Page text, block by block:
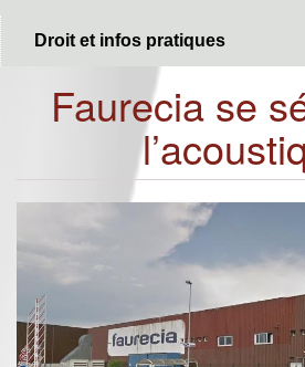
Droit et infos pratiques
Faurecia se